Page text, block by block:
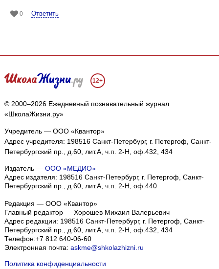
0 Ответить
12+
© 2000–2026 Ежедневный познавательный журнал
«ШколаЖизни.ру»
Учредитель — ООО «Квантор»
Адрес учредителя: 198516 Санкт-Петербург, г. Петергоф, Санкт-
Петербургский пр., д.60, лит.А, ч.п. 2-Н, оф.432, 434
Издатель — ООО «МЕДИО»
Адрес издателя: 198516 Санкт-Петербург, г. Петергоф, Санкт-
Петербургский пр., д.60, лит.А, ч.п. 2-Н, оф.440
Редакция — ООО «Квантор»
Главный редактор — Хорошев Михаил Валерьевич
Адрес редакции: 198516 Санкт-Петербург, г. Петергоф Санкт-
Петербургский пр., д.60, лит.А, ч.п. 2-Н, оф.432, 434
Телефон:+7 812 640-06-60
Электронная почта: askme@shkolazhizni.ru
Политика конфиденциальности